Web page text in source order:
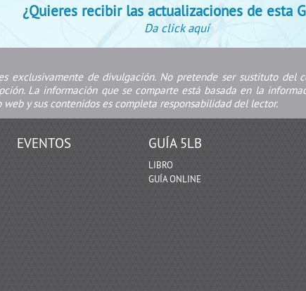
¿Quieres recibir las actualizaciones de esta
Da click aquí
de divulgación. No pretende ser sustituto del
La información que se comparte está basada en la
y sus contenidos es completa responsabilidad del lector.
EVENTOS GUÍA 5LB
LIBRO
GUÍA ONLINE